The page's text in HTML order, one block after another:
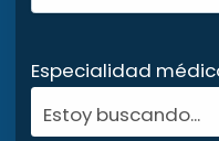
Especialidad
Estoy buscando...